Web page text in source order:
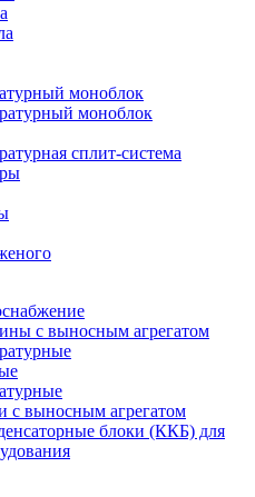
моноблок
моноблок
сплит-система
с выносным агрегатом
с выносным агрегатом
блоки (ККБ) для